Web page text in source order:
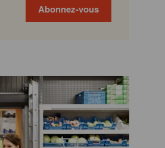
Abonnez-vous